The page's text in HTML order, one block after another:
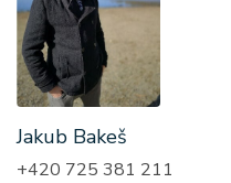
Jakub Bakeš
+420 725 381 211